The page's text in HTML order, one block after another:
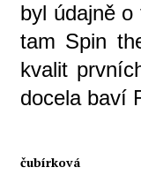
byl údajně
tam Spin
kvalit
docela baví
čubírková